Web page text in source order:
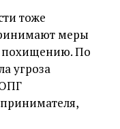
тоже
меры
похищению. По
угроза